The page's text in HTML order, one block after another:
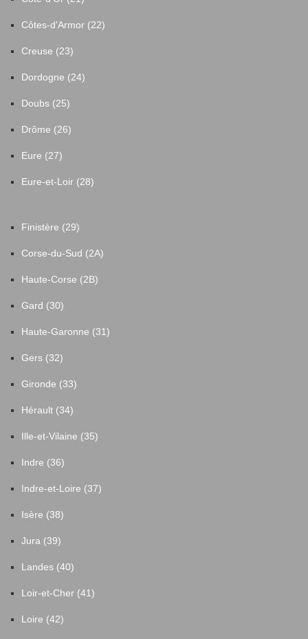
Côtes-d'Armor (22)
Creuse (23)
Dordogne (24)
Doubs (25)
Drôme (26)
Eure (27)
Eure-et-Loir (28)
Finistère (29)
Corse-du-Sud (2A)
Haute-Corse (2B)
Gard (30)
Haute-Garonne (31)
Gers (32)
Gironde (33)
Hérault (34)
Ille-et-Vilaine (35)
Indre (36)
Indre-et-Loire (37)
Isère (38)
Jura (39)
Landes (40)
Loir-et-Cher (41)
Loire (42)